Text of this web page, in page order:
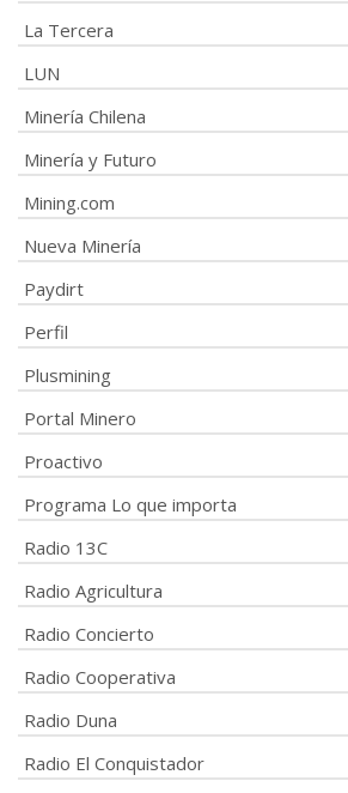
La Tercera
LUN
Minería Chilena
Minería y Futuro
Mining.com
Nueva Minería
Paydirt
Perfil
Plusmining
Portal Minero
Proactivo
Programa Lo que importa
Radio 13C
Radio Agricultura
Radio Concierto
Radio Cooperativa
Radio Duna
Radio El Conquistador